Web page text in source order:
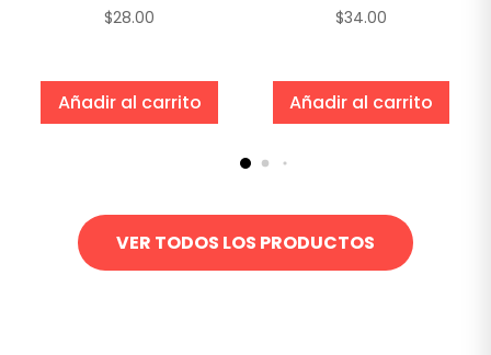
$28.00
Añadir al carrito
$34.00
Añadir al carrito
VER TODOS LOS PRODUCTOS